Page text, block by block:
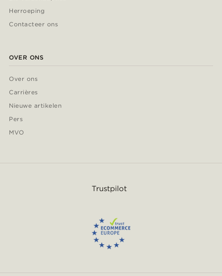
Herroeping
Contacteer ons
OVER ONS
Over ons
Carrières
Nieuwe artikelen
Pers
MVO
Trustpilot